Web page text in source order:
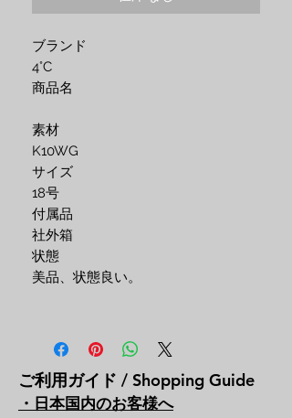
ブランド
4°C
商品名
素材
K10WG
サイズ
18号
付属品
社外箱
状態
美品、状態良い。
ご利用ガイド / Shopping Guide
・日本国内のお客様へ